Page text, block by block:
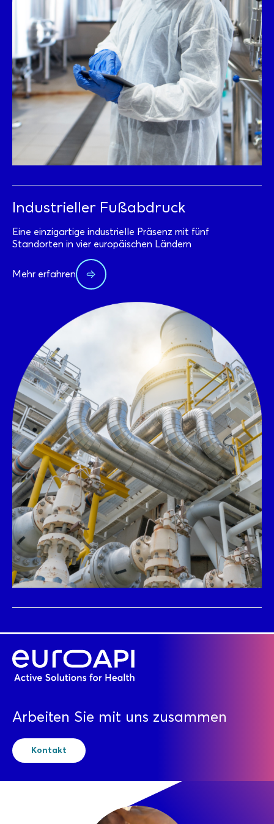
Industrieller Fußabdruck
Eine einzigartige industrielle Präsenz mit fünf
Standorten in vier europäischen Ländern
Mehr erfahren
Arbeiten Sie mit uns zusammen
Kontakt